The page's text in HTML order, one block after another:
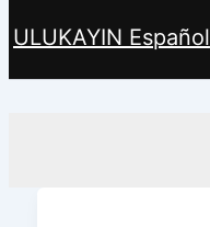
ULUKAYIN Español